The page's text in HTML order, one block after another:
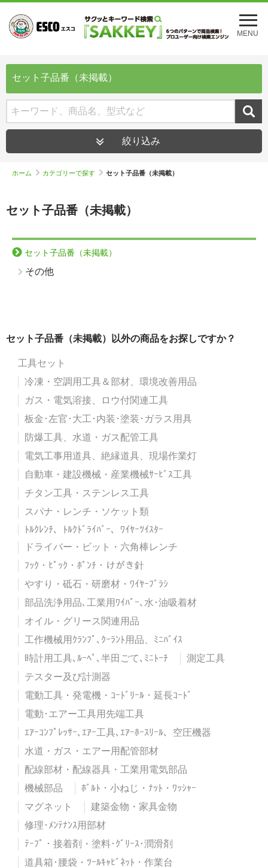
メ
ニ
ュ
を
MENU
セット子品番（未掲載）
絞り込み
ホーム カテゴリーで探す セット子品番（未掲載）
セット子品番（未掲載）
セット子品番（未掲載）
その他
セット子品番（未掲載）以外の商品をお探しですか？
工具セット
冷凍・空調用工具＆部材、環境改善用品
ガス・電気溶接、ロウ付関連工具
板金･左官･大工･内装･塗装･ガラス用具
防爆工具、水道・ガス配管工具
電気工事用道具、絶縁道具、現場作業灯
自動車・建設機械・産業機械ｻｰﾋﾞｽ工具
チタン工具・ステンレス工具
スパナ・レンチ・ソケット類
ﾄﾙｸﾚﾝﾁ、ﾄﾙｸﾄﾞﾗｲﾊﾞｰ、ﾜｲﾔｰﾂｲｽﾀｰ
ドライバー・ビット・六角棒レンチ
ﾌｯｸ・ﾋﾟｯｸ・ﾎﾟﾝﾁ・けがき針
やすり・砥石・研磨材・ﾜｲﾔｰﾌﾞﾗｼ
部品洗浄用品､工業用ﾜｲﾊﾟｰ､水･油吸着材
オイル・グリース関連用品
工作機械用ｸﾗﾝﾌﾟ､ｸｰﾗﾝﾄ用品、ﾐﾆﾊﾞｲｽ
時計用工具､ﾙｰﾍﾟ､半田ごて､ﾐﾆﾄｰﾁ
測定工具
テスター及び計測器
電動工具・発電機・ｺｰﾄﾞﾘｰﾙ・延長ｺｰﾄﾞ
電動･エアー工具用先端工具
ｴｱｰｺﾝﾌﾟﾚｯｻｰ､ｴｱｰ工具､ｴｱｰﾎｰｽﾘｰﾙ、空圧機器
水道・ガス・エアー用配管部材
配線部材・配線器具・工業用電気部品
機械部品
ﾎﾞﾙﾄ・小ねじ・ﾅｯﾄ・ﾜｯｼｬｰ
マグネット
建築金物・家具金物
修理･ﾒﾝﾃﾅﾝｽ用部材
ﾃｰﾌﾟ・接着剤・塗料･ｸﾞﾘｰｽ･潤滑剤
道具箱･腰袋・ﾂｰﾙｷｬﾋﾞﾈｯﾄ・作業台